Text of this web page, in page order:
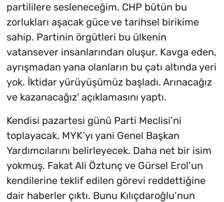
partililere sesleneceğim. CHP bütün bu
zorlukları aşacak güce ve tarihsel birikime
sahip. Partinin örgütleri bu ülkenin
vatansever insanlarından oluşur. Kavga eden,
ayrışmadan yana olanların bu çatı altında yeri
yok. İktidar yürüyüşümüz başladı. Arınacağız
ve kazanacağız' açıklamasını yaptı.
Kendisi pazartesi günü Parti Meclisi’ni
toplayacak. MYK’yı yani Genel Başkan
Yardımcılarını belirleyecek. Daha net bir isim
yokmuş. Fakat Ali Öztunç ve Gürsel Erol’un
kendilerine teklif edilen görevi reddettiğine
dair haberler çıktı. Bunu Kılıçdaroğlu’nun